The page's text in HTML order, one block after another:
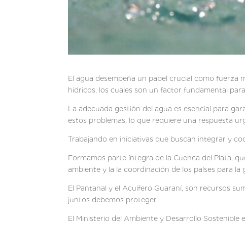
El agua desempeña un papel crucial como fuerza
hídricos, los cuales son un factor fundamental
La adecuada gestión del agua es esencial para
estos problemas, lo que requiere una respuesta
Trabajando en iniciativas que buscan integrar y
Formamos parte íntegra de la Cuenca del Plata,
ambiente y la la coordinación de los países para la
El Pantanal y el Acuífero Guaraní, son recursos
juntos debemos proteger
El Ministerio del Ambiente y Desarrollo